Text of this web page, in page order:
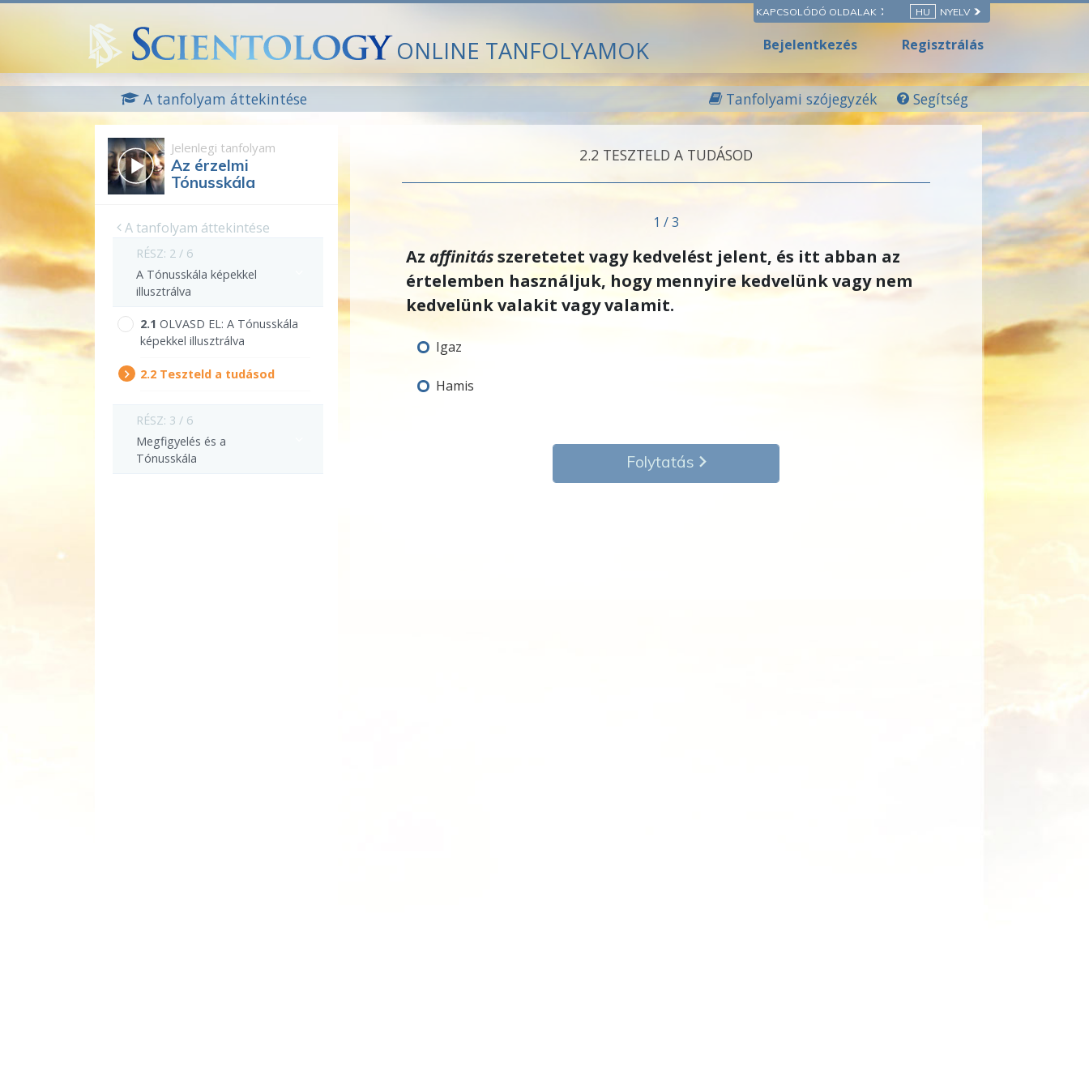
KAPCSOLÓDÓ OLDALAK HU NYELV
ONLINE TANFOLYAMOK Bejelentkezés Regisztrálás
A tanfolyam áttekintése Tanfolyami szójegyzék Segítség
Jelenlegi tanfolyam
Az érzelmi
Tónusskála
A tanfolyam áttekintése
RÉSZ: 2 / 6
A Tónusskála képekkel
illusztrálva
2.‎1 OLVASD EL: A Tónusskála
képekkel illusztrálva
2.‎2 Teszteld a tudásod
RÉSZ: 3 / 6
Megfigyelés és a
Tónusskála
2.‎2 TESZTELD A TUDÁSOD
1 / 3
Az affinitásszeretetet vagy kedvelést jelent, és itt abban az
értelemben használjuk, hogy mennyire kedvelünk vagy nem
kedvelünk valakit vagy valamit.
Igaz
Hamis
Folytatás